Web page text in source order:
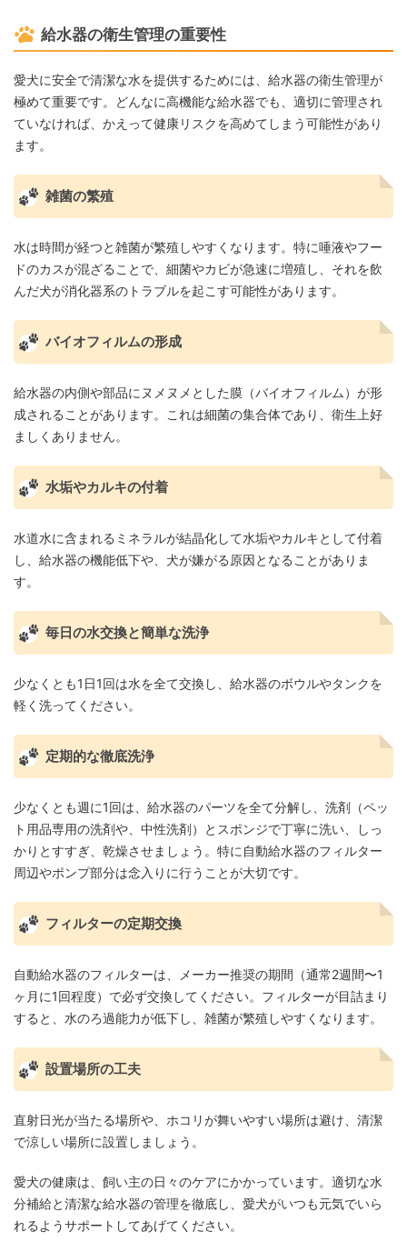
給水器の衛生管理の重要性
愛犬に安全で清潔な水を提供するためには、給水器の衛生管理が
極めて重要です。どんなに高機能な給水器でも、適切に管理され
ていなければ、かえって健康リスクを高めてしまう可能性があり
ます。
雑菌の繁殖
水は時間が経つと雑菌が繁殖しやすくなります。特に唾液やフー
ドのカスが混ざることで、細菌やカビが急速に増殖し、それを飲
んだ犬が消化器系のトラブルを起こす可能性があります。
バイオフィルムの形成
給水器の内側や部品にヌメヌメとした膜（バイオフィルム）が形
成されることがあります。これは細菌の集合体であり、衛生上好
ましくありません。
水垢やカルキの付着
水道水に含まれるミネラルが結晶化して水垢やカルキとして付着
し、給水器の機能低下や、犬が嫌がる原因となることがありま
す。
毎日の水交換と簡単な洗浄
少なくとも1日1回は水を全て交換し、給水器のボウルやタンクを
軽く洗ってください。
定期的な徹底洗浄
少なくとも週に1回は、給水器のパーツを全て分解し、洗剤（ペッ
ト用品専用の洗剤や、中性洗剤）とスポンジで丁寧に洗い、しっ
かりとすすぎ、乾燥させましょう。特に自動給水器のフィルター
周辺やポンプ部分は念入りに行うことが大切です。
フィルターの定期交換
自動給水器のフィルターは、メーカー推奨の期間（通常2週間〜1
ヶ月に1回程度）で必ず交換してください。フィルターが目詰まり
すると、水のろ過能力が低下し、雑菌が繁殖しやすくなります。
設置場所の工夫
直射日光が当たる場所や、ホコリが舞いやすい場所は避け、清潔
で涼しい場所に設置しましょう。
愛犬の健康は、飼い主の日々のケアにかかっています。適切な水
分補給と清潔な給水器の管理を徹底し、愛犬がいつも元気でいら
れるようサポートしてあげてください。